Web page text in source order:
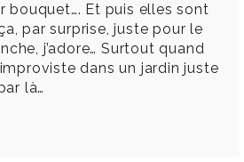
bouquet…. Et puis elles sont
par surprise, juste pour le
j’adore… Surtout quand
dans un jardin juste
là…